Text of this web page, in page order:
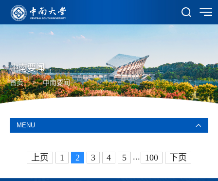
中南要闻
首页>中南要闻
MENU
上页 1 2 3 4 5 ... 100 下页